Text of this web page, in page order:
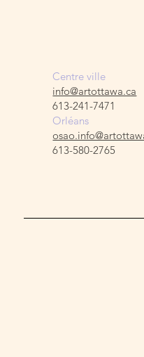
Centre ville
info@artottawa.ca
613-241-7471
Orléans
613-580-2765